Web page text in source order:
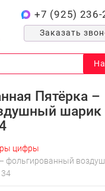
+7 (925) 236-
Заказать
Пятёрка –
шарик
цифры
фольгированный